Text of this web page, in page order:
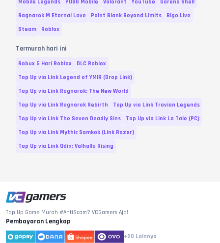
Mobile Legends PUBG Mobile Valorant YouTube
Garena Shell
Ragnarok M Eternal Love
Point Blank Beyond Limits
Bigo Live
Steam
Roblox
Termurah hari ini
Robux 5 Hari Roblox
DLC Roblox
Top Up via Link Legend of YMIR (Drop Link)
Top Up via Link Ragnarok: The New World
Top Up via Link Ragnarok Rebirth
Top Up via Link Travian Legends
Top Up via Link The Seven Deadly Sins
Top Up via Link La Tale (PC)
Top Up via Link Mythic Samkok (Link Razer)
Top Up via Link Odin: Valhalla Rising
Top Up Game Murah #AntiScam? VCGamers Aja!
Pembayaran Lengkap
+20 Lainnya